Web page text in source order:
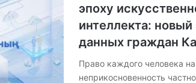
эпоху
интеллекта:
данных граждан
Право каждого человека на
неприкосновенность